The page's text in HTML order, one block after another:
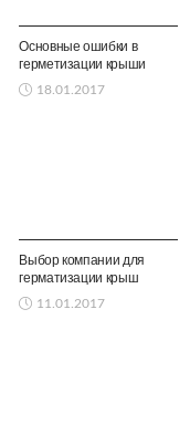
Основные ошибки в
герметизации крыши
18.01.2017
Выбор компании для
герматизации крыш
11.01.2017